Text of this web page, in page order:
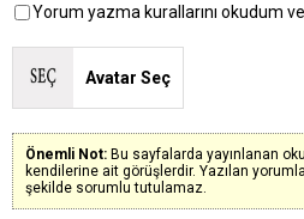
Yorum yazma kurallarını okudum
Avatar Seç
Önemli Not: Bu sayfalarda yayınlanan
kendilerine ait görüşlerdir. Yazılan
şekilde sorumlu tutulamaz.